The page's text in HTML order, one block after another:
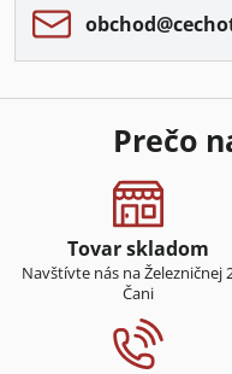
Prečo
Tovar skladom
Navštívte nás na Železničnej
Čani